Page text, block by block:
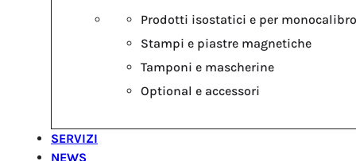
Prodotti isostatici e per monocalibro
Stampi e piastre magnetiche
Tamponi e mascherine
Optional e accessori
SERVIZI
NEWS